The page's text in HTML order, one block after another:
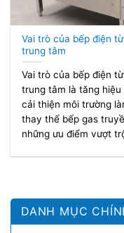
Vai trò của bếp điện
trung tâm
Vai trò của bếp điện
trung tâm là tăng
cải thiện môi trường
thay thế bếp gas
những ưu điểm vượt
DANH MỤC